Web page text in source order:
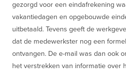
gezorgd voor een eindafrekening
vakantiedagen en opgebouwde
uitbetaald. Tevens geeft de
dat de medewerkster nog een
ontvangen. De e-mail was dan ook
het verstrekken van informatie over